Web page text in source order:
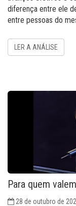
diferença entre ele
entre pessoas do
LER A ANÁLISE
Para quem
28 de outubro de